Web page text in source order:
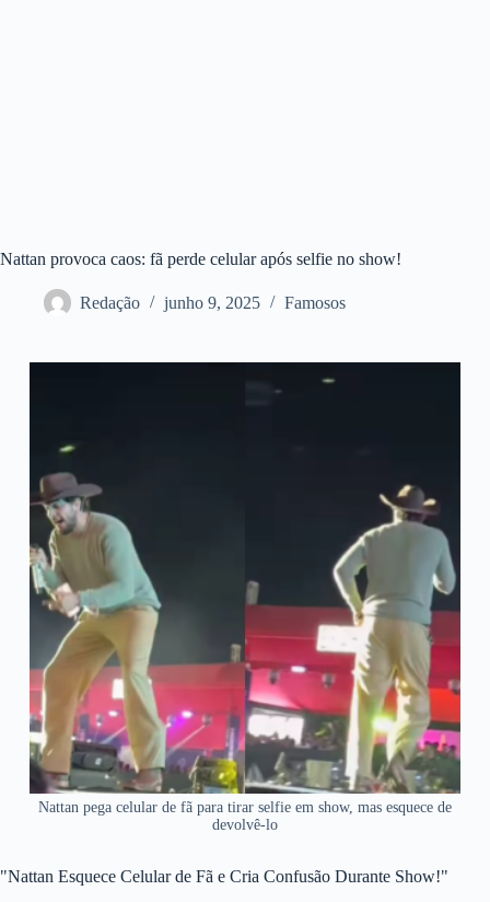
Nattan provoca caos: fã perde celular após selfie no show!
Redação junho 9, 2025 Famosos
Nattan pega celular de fã para tirar selfie em show, mas esquece de
devolvê-lo
"Nattan Esquece Celular de Fã e Cria Confusão Durante Show!"